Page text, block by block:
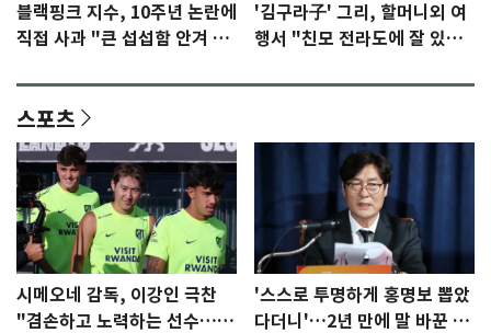
블랙핑크 지수, 10주년 논란에
직접 사과 "큰 섭섭함 안겨 미
'김구라子' 그리, 할머니외 여
행서 "친모 전라도에 잘 있
스포츠
시메오네 감독, 이강인 극찬
"겸손하고 노력하는 선수…좋
'스스로 투명하게 홍명보 뽑았
다더니'…2년 만에 말 바꾼 이